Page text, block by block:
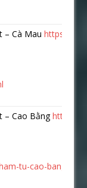
– Cà Mauhttps://
– Cao Bằnghttps://
tu-cao-bang-uy-